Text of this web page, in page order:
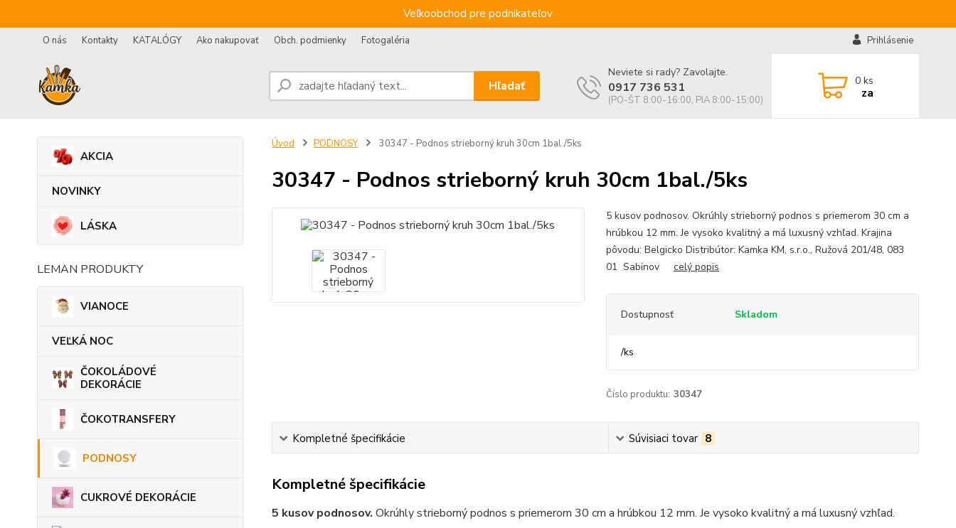
Veľkoobchod pre podnikateľov
O nás Kontakty KATALÓGY Ako nakupovať Obch. podmienky Fotogaléria Prihlásenie
Hľadať
Neviete si rady? Zavolajte.
0917 736 531
(PO-ŠT 8:00-16:00, PIA 8:00-15:00)
0 ks
za
AKCIA
NOVINKY
LÁSKA
LEMAN PRODUKTY
VIANOCE
VEĽKÁ NOC
ČOKOLÁDOVÉ
DEKORÁCIE
ČOKOTRANSFERY
PODNOSY
CUKROVÉ DEKORÁCIE
Úvod PODNOSY 30347 - Podnos strieborný kruh 30cm 1bal./5ks
30347 - Podnos strieborný kruh 30cm 1bal./5ks
5 kusov podnosov. Okrúhly strieborný podnos s priemerom 30 cm a
hrúbkou 12 mm. Je vysoko kvalitný a má luxusný vzhľad. Krajina
pôvodu: Belgicko Distribútor: Kamka KM, s.r.o., Ružová 201/48, 083
01 Sabinov celý popis
Dostupnosť Skladom
/ks
Číslo produktu: 30347
Kompletné špecifikácie Súvisiaci tovar 8
Kompletné špecifikácie
5 kusov podnosov. Okrúhly strieborný podnos s priemerom 30 cm a hrúbkou 12 mm. Je vysoko kvalitný a má luxusný vzhľad.